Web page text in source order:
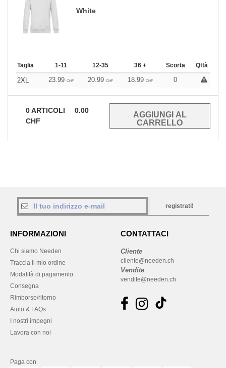
White
Taglia 1-11 12-35 36 + Scorta Qttà
2XL 23.99 CHF 20.99 CHF 18.99 CHF 0
0ARTICOLI
0.00
CHF
registrati!
INFORMAZIONI
Chi siamo Needen
Traccia il mio ordine
Modalità di pagamento
Consegna
Rimborso/ritorno
Aiuto & FAQs
I nostri impegni
Lavora con noi
CONTATTACI
Cliente
cliente@needen.ch
Vendite
vendite@needen.ch
Paga con